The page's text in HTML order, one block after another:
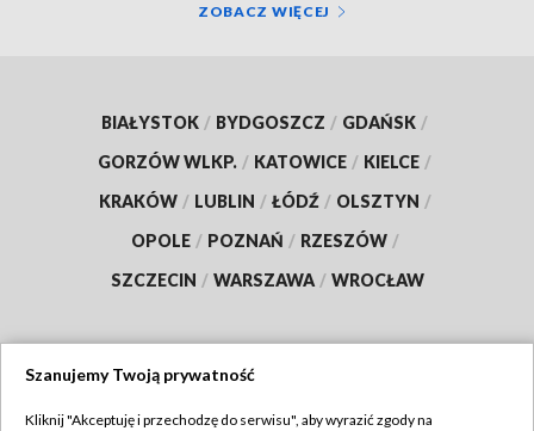
ZOBACZ WIĘCEJ
BIAŁYSTOK / BYDGOSZCZ / GDAŃSK /
GORZÓW WLKP. / KATOWICE / KIELCE /
KRAKÓW / LUBLIN / ŁÓDŹ / OLSZTYN /
OPOLE / POZNAŃ / RZESZÓW /
SZCZECIN / WARSZAWA / WROCŁAW
Szanujemy Twoją prywatność
Kliknij "Akceptuję i przechodzę do serwisu", aby wyrazić zgody na